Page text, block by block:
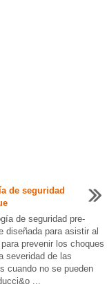
de seguridad
de seguridad pre-
diseñada para asistir al
prevenir los choques
severidad de las
cuando no se pueden
...